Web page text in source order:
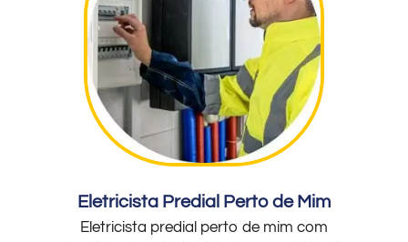
Eletricista Predial Perto de Mim
Eletricista predial perto de mim com